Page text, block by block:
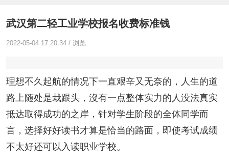
武汉第二轻工业学校报名收费标准钱
2022-05-04 17:20:34 / 浏览:
理想不久起航的情况下一直艰辛又无奈的，人生的道
路上随处是栽跟头，沒有一点整体实力的人没法真实
抵达取得成功的之岸，针对学生阶段的全体同学而
言，选择好好读书才算是恰当的路面，即使考试成绩
不太好还可以入读职业学校。